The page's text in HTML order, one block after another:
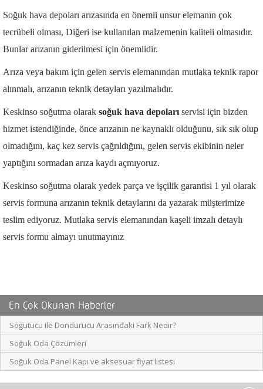
Soğuk hava depoları arızasında en önemli unsur elemanın çok
tecrübeli olması, Diğeri ise kullanılan malzemenin kaliteli olmasıdır.
Bunlar arızanın giderilmesi için önemlidir.
Arıza veya bakım için gelen servis elemanından mutlaka teknik rapor
alınmalı, arızanın teknik detayları yazılmalıdır.
Keskinso soğutma olarak soğuk hava depoları servisi için bizden
hizmet istendiğinde, önce arızanın ne kaynaklı olduğunu, sık sık olup
olmadığını, kaç kez servis çağrıldığını, gelen servis ekibinin neler
yaptığını sormadan arıza kaydı açmıyoruz.
Keskinso soğutma olarak yedek parça ve işçilik garantisi 1 yıl olarak
servis formuna arızanın teknik detaylarını da yazarak müşterimize
teslim ediyoruz. Mutlaka servis elemanından kaşeli imzalı detaylı
servis formu almayı unutmayınız
En Çok Okunan Haberler
Soğutucu ile Dondurucu Arasındaki Fark Nedir?
Soğuk Oda Çözümleri
Soğuk Oda Panel Kapı ve aksesuar fiyat listesi